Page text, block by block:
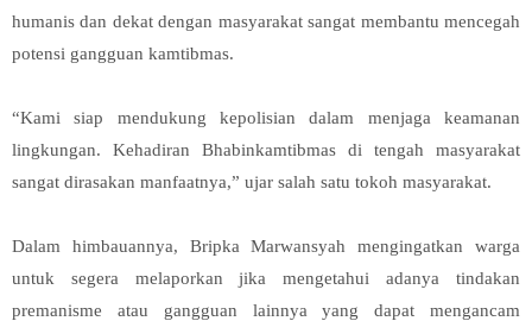
humanis dan dekat dengan masyarakat sangat membantu mencegah
potensi gangguan kamtibmas.
“Kami siap mendukung kepolisian dalam menjaga keamanan
lingkungan. Kehadiran Bhabinkamtibmas di tengah masyarakat
sangat dirasakan manfaatnya,” ujar salah satu tokoh masyarakat.
Dalam himbauannya, Bripka Marwansyah mengingatkan warga
untuk segera melaporkan jika mengetahui adanya tindakan
premanisme atau gangguan lainnya yang dapat mengancam